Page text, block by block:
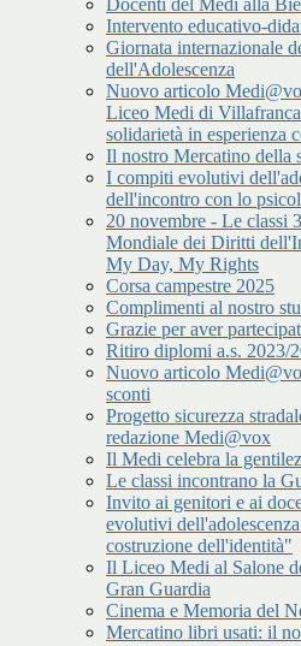
Docenti del Medi alla
Intervento educativo-
Giornata internazionale
dell'Adolescenza
Nuovo articolo
Liceo Medi di Villafranca
solidarietà in esperienza
Il nostro Mercatino della
I compiti evolutivi
dell'incontro con lo
20 novembre - Le classi
Mondiale dei Diritti
My Day, My Rights
Corsa campestre 2025
Complimenti al nostro
Grazie per aver
Ritiro diplomi a.s. 2023/
Nuovo articolo
sconti
Progetto sicurezza
redazione Medi@vox
Il Medi celebra la
Le classi incontrano la
Invito ai genitori e ai
evolutivi
costruzione dell'identità"
Il Liceo Medi al Salone
Gran Guardia
Cinema e Memoria del
Mercatino libri usati: il